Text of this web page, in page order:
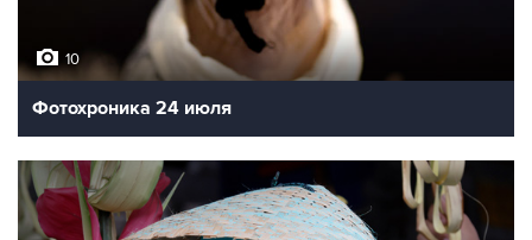
10
Фотохроника 24 июля